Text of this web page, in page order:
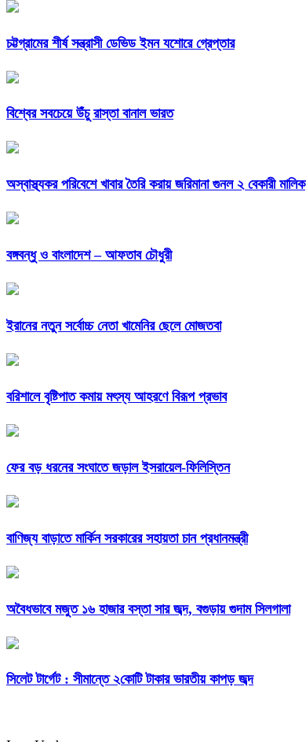
চট্টগ্রামের শীর্ষ সন্ত্রাসী ডেভিড ইমন যশোরে গ্রেপ্তার
বিশ্বের সবচেয়ে উঁচু রাস্তা বানাল ভারত
অস্বাস্থ্যকর পরিবেশে খাবার তৈরি করায় জরিমানা গুনল ২ বেকারী মালিক
বঙ্গবন্ধু ও বাংলাদেশ – আফতাব চৌধুরী
ইরানের নতুন সর্বোচ্চ নেতা খামেনির ছেলে মোজতবা
বরিশালে বৃষ্টিপাত কমায় মৎস্য আহরণে বিরূপ প্রভাব
ফের বড় ধরনের সংঘাতে জড়াল ইসরায়েল-ফিলিস্তিন
বাণিজ্য বাড়াতে মার্কিন সরকারের সহায়তা চান প্রধানমন্ত্রী
অবৈধভাবে মজুত ১৬ হাজার বস্তা সার জব্দ, বগুড়ায় গুদাম সিলগালা
সিলেট টার্গেট : সীমান্তে ২কোটি টাকার ভারতীয় কাপড় জব্দ